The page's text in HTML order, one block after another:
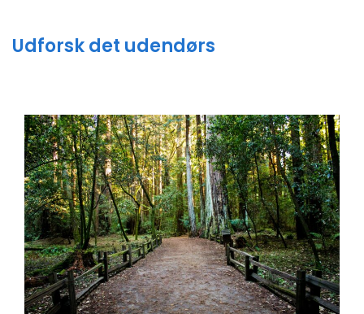
Udforsk det udendørs